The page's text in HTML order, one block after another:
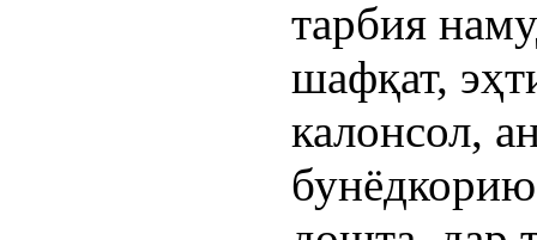
тарбия
шафқат,
калонсол,